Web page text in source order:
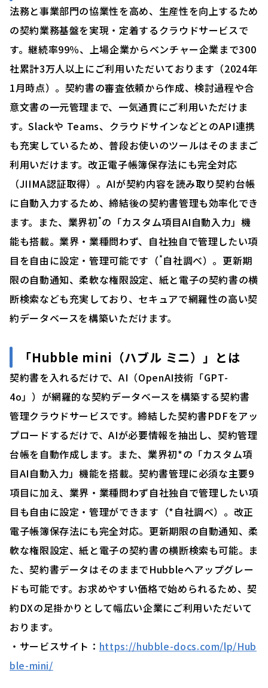
法務と事業部門の協業性を高め、生産性を向上するため
の契約業務基盤を実現・定着するクラウドサービスで
す。継続率99％、上場企業からベンチャー企業まで300
社累計3万人以上にご利用いただいております（2024年
1月時点）。契約書の審査依頼から作成、検討過程や合
意文書の一元管理まで、一気通貫にご利用いただけま
す。Slackや Teams、クラウドサインなどとのAPI連携
も充実しているため、普段お使いのツールはそのままご
利用いだけます。改正電子帳簿保存法にも完全対応
（JIIMA認証取得）。AIが契約内容を読み取り契約台帳
に自動入力するため、締結後の契約書管理も効率化でき
ます。また、業界初*の「カスタム項目AI自動入力」機
能も搭載。業界・業種問わず、自社独自で管理したい項
目を自由に設定・管理可能です（*自社調べ）。更新期
限の自動通知、柔軟な権限設定、紙と電子の契約書の横
断検索なども充実しており、セキュアで網羅性の高い契
約データベースを構築いただけます。
「Hubble mini（ハブル ミニ）」とは
契約書を入れるだけで、AI（OpenAI技術「GPT-
4o」）が網羅的な契約データベースを構築する契約書
管理クラウドサービスです。締結した契約書PDFをアッ
プロードするだけで、AIが必要情報を抽出し、契約管理
台帳を自動作成します。また、業界初*の「カスタム項
目AI自動入力」機能を搭載。契約書管理に必須な主要9
項目に加え、業界・業種問わず自社独自で管理したい項
目も自由に設定・管理ができます（*自社調べ）。改正
電子帳簿保存法にも完全対応。更新期限の自動通知、柔
軟な権限設定、紙と電子の契約書の横断検索も可能。ま
た、契約書データはそのままでHubbleへアップグレー
ドも可能です。お求めやすい価格で始められるため、契
約DXの足掛かりとして幅広い企業にご利用いただいて
おります。
・サービスサイト： https://hubble-docs.com/lp/Hub
ble-mini/